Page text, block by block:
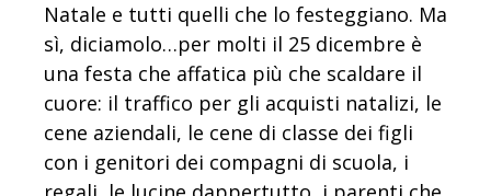
Natale e tutti quelli che lo festeggiano. Ma
sì, diciamolo…per molti il 25 dicembre è
una festa che affatica più che scaldare il
cuore: il traffico per gli acquisti natalizi, le
cene aziendali, le cene di classe dei figli
con i genitori dei compagni di scuola, i